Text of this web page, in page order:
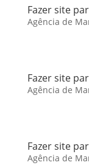
Fazer site
Agência de
Fazer site
Agência de
Fazer site
Agência de